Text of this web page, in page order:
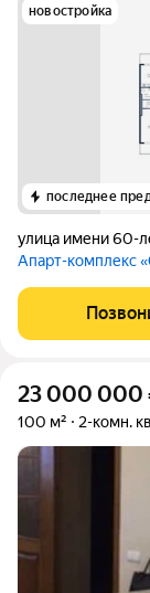
новостройка
последнее
улица имени 60-
Апарт-комплекс
23 000 000
100 м² 2-комн.